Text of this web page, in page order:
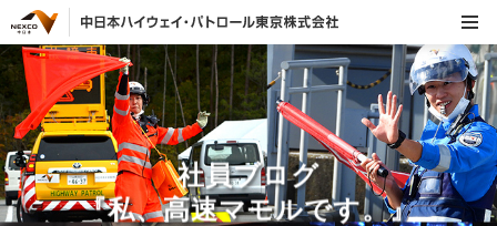
社員ブログ
『私、高速マモルです。』